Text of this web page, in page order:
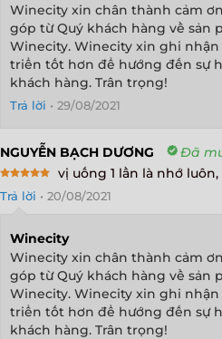
Winecity xin chân thành cảm
góp từ Quý khách hàng về sản
Winecity. Winecity xin ghi
triển tốt hơn để hướng đến sự
khách hàng. Trân trọng!
Trả lời • 29/08/2021
NGUYỄN BẠCH DƯƠNG Đã
out of 5
vị uống 1 lần là nhớ
Trả lời • 20/08/2021
Winecity
Winecity xin chân thành cảm
góp từ Quý khách hàng về sản
Winecity. Winecity xin ghi
triển tốt hơn để hướng đến sự
khách hàng. Trân trọng!